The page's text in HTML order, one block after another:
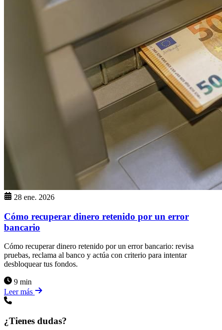
28 ene. 2026
Cómo recuperar dinero retenido por un error
bancario
Cómo recuperar dinero retenido por un error bancario: revisa
pruebas, reclama al banco y actúa con criterio para intentar
desbloquear tus fondos.
9 min
Leer más
¿Tienes dudas?